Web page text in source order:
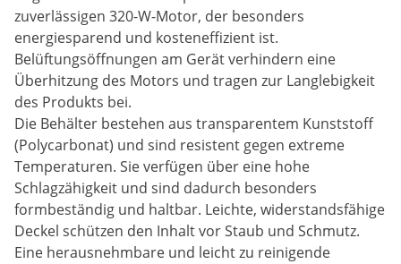
zuverlässigen 320-W-Motor, der besonders
energiesparend und kosteneffizient ist.
Belüftungsöffnungen am Gerät verhindern eine
Überhitzung des Motors und tragen zur Langlebigkeit
des Produkts bei.
Die Behälter bestehen aus transparentem Kunststoff
(Polycarbonat) und sind resistent gegen extreme
Temperaturen. Sie verfügen über eine hohe
Schlagzähigkeit und sind dadurch besonders
formbeständig und haltbar. Leichte, widerstandsfähige
Deckel schützen den Inhalt vor Staub und Schmutz.
Eine herausnehmbare und leicht zu reinigende